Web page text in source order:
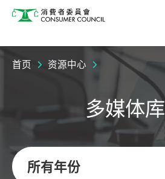
消费者委员会
首页 资源中心
多媒体库
所有年份